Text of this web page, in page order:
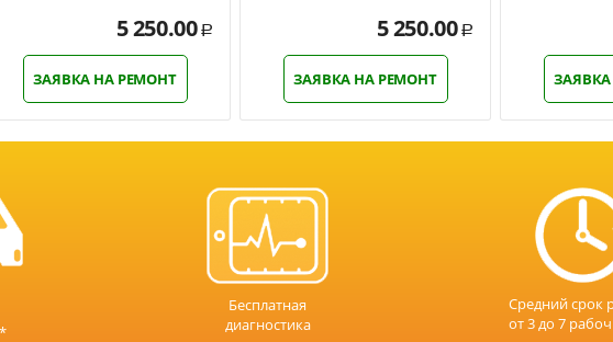
5 250.00 Р
ЗАЯВКА НА РЕМОНТ
5 250.00 Р
ЗАЯВКА НА РЕМОНТ
Бесплатная
диагностика
Средний срок
от 3 до 7